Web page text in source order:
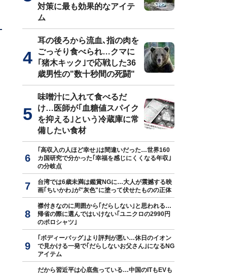
対策に最も効果的なアイテ
ム
耳の後ろから流血､指の肉を
ごっそり食べられ…クマに
｢猪木キック｣で応戦した36
歳男性の"数十秒間の死闘"
味噌汁に入れて食べるだ
け…医師が｢血糖値スパイク
を抑える｣という冷蔵庫に常
備したい食材
｢高収入の人ほど幸せ｣は間違いだった…世界160
カ国研究で分かった｢幸福を感じにくくなる年収｣
の分岐点
台湾では6歳未満は鑑賞NGに…大人が震撼する映
画｢ちいかわ｣が"灰色"に塗って伏せたものの正体
襟付きなのに周囲から｢だらしない｣と思われる…
帰省の際に選んではいけない｢ユニクロの2990円
のポロシャツ｣
｢ボディーバッグ｣より評判が悪い…休日のイオン
で見かける一発で｢だらしないお父さん｣になるNG
アイテム
だから習近平は心底焦っている…中国のITもEVも